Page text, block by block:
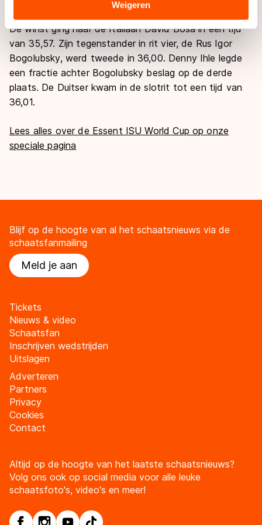
Sommige partners kunnen gegevens doorgeven aan
landen buiten de EU, zoals de VS, waar mogelijk geen
adequaat beschermingsniveau geldt volgens de GDPR.
Door op ‘Toestaan’ te klikken, stemt u in met deze
overdracht. Meer informatie vindt u in onscookiebeleid.
Weigeren
De winst ging naar de Italiaan David Bosa in een tijd
van 35,57. Zijn tegenstander in rit vier, de Rus Igor
Bogolubsky, werd tweede in 36,00. Denny Ihle legde
een fractie achter Bogolubsky beslag op de derde
plaats. De Duitser kwam in de slotrit tot een tijd van
36,01.
Lees alles over de Essent ISU World Cup op onze
speciale pagina
Blijf op de hoogte van al het schaatsnieuws via de
schaatsfanmailing
Meld je aan
Tickets
Nieuws & video
Schaatsfan
Inschrijven wedstrijden
Uitslagen
Adverteren
Partners
Privacy
Cookies
Contact
Altijd op de hoogte van het laatste schaatsnieuws?
Volg ons ook op social media voor alle leuke
schaatsfoto's, video's en meer!